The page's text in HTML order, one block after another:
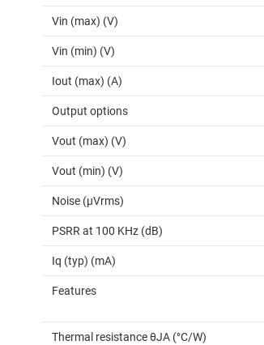
Vin (max) (V)
Vin (min) (V)
Iout (max) (A)
Output options
Vout (max) (V)
Vout (min) (V)
Noise (µVrms)
PSRR at 100 KHz (dB)
Iq (typ) (mA)
Features
Thermal resistance θJA (°C/W)